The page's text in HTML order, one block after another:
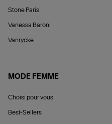
Stone Paris
Vanessa Baroni
Vanrycke
MODE FEMME
Choisi pour vous
Best-Sellers